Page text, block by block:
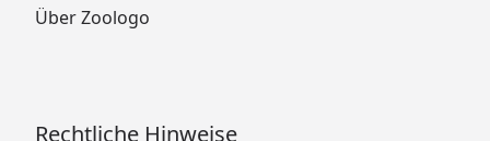
Über Zoologo
Rechtliche Hinweise